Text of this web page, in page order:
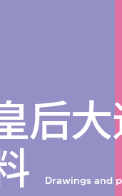
后
Drawings and